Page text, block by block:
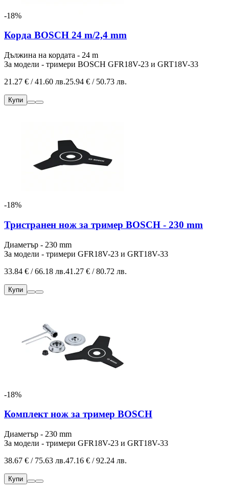
-18%
Корда BOSCH 24 m/2,4 mm
Дължина на кордата - 24 m
За модели - тримери BOSCH GFR18V-23 и GRT18V-33
21.27 € / 41.60 лв.25.94 € / 50.73 лв.
Купи
-18%
Тристранен нож за тример BOSCH - 230 mm
Диаметър - 230 mm
За модели - тримери GFR18V-23 и GRT18V-33
33.84 € / 66.18 лв.41.27 € / 80.72 лв.
Купи
-18%
Комплект нож за тример BOSCH
Диаметър - 230 mm
За модели - тримери GFR18V-23 и GRT18V-33
38.67 € / 75.63 лв.47.16 € / 92.24 лв.
Купи